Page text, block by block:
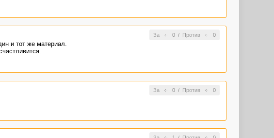
За 0/ Против 0
и тот же материал.
За 0/ Против 0